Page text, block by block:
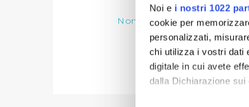
Noi e i nostri 1022
cookie per
personalizzati,
chi utilizza i vostri dati
digitale in cui avete
dalla Dichiarazione
Nomina della